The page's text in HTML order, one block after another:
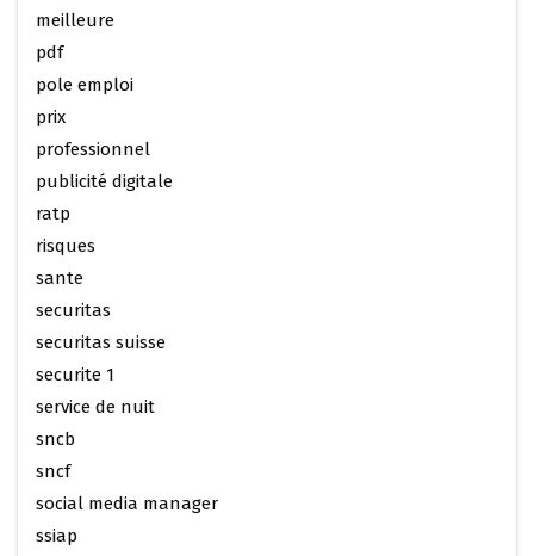
meilleure
pdf
pole emploi
prix
professionnel
publicité digitale
ratp
risques
sante
securitas
securitas suisse
securite 1
service de nuit
sncb
sncf
social media manager
ssiap